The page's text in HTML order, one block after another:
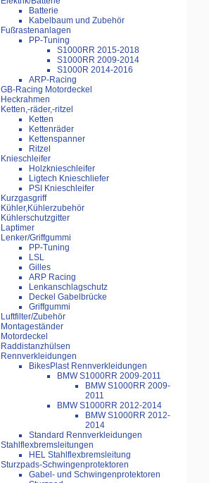
Batterie
Kabelbaum und Zubehör
Fußrastenanlagen
PP-Tuning
S1000RR 2015-2018
S1000RR 2009-2014
S1000R 2014-2016
ARP-Racing
GB-Racing Motordeckel
Heckrahmen
Ketten,-räder,-ritzel
Ketten
Kettenräder
Kettenspanner
Ritzel
Knieschleifer
Holzknieschleifer
Ligtech Knieschliefer
PSI Knieschleifer
Kurzgasgriff
Kühler,Kühlerzubehör
Kühlerschutzgitter
Laptimer
Lenker/Griffgummi
PP-Tuning
LSL
Gilles
ARP Racing
Lenkanschlagschutz
Deckel Gabelbrücke
Griffgummi
Luftfilter/Zubehör
Montageständer
Motordeckel
Raddistanzhülsen
Rennverkleidungen
BikesPlast Rennverkleidungen
BMW S1000RR 2009-2011
BMW S1000RR 2009-
2011
BMW S1000RR 2012-2014
BMW S1000RR 2012-
2014
Standard Rennverkleidungen
Stahlflexbremsleitungen
HEL Stahlflexbremsleitung
Sturzpads-Schwingenprotektoren
Gabel- und Schwingenprotektoren